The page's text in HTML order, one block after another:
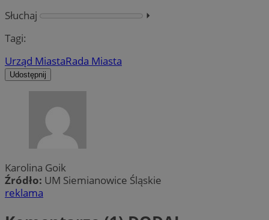
Słuchaj
⏵︎
Tagi:
Urząd MiastaRada Miasta
Udostępnij
Karolina Goik
Źródło: UM Siemianowice Śląskie
reklama